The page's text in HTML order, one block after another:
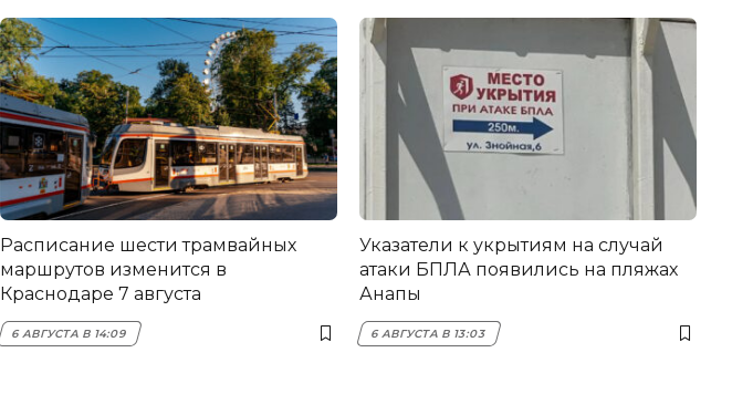
Расписание шести трамвайных
маршрутов изменится в
Краснодаре 7 августа
6 АВГУСТА В 14:09
Указатели к укрытиям на случай
атаки БПЛА появились на пляжах
Анапы
6 АВГУСТА В 13:03